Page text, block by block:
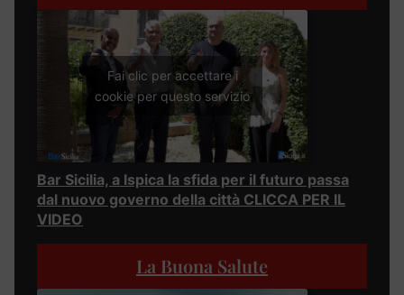
Fai clic per accettare i
cookie per questo servizio
Bar Sicilia, a Ispica la sfida per il futuro passa
dal nuovo governo della città CLICCA PER IL
VIDEO
La Buona Salute